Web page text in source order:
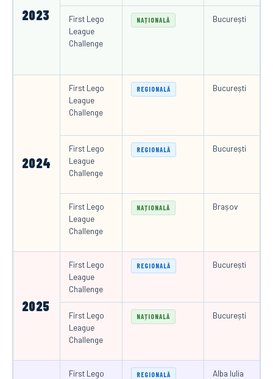
2023
First Lego
League
Challenge
NAȚIONALĂ București
2024
First Lego
League
Challenge
REGIONALĂ București
First Lego
League
Challenge
REGIONALĂ București
First Lego
League
Challenge
NAȚIONALĂ Brașov
2025
First Lego
League
Challenge
REGIONALĂ București
First Lego
League
Challenge
NAȚIONALĂ București
First Lego
REGIONALĂ Alba Iulia